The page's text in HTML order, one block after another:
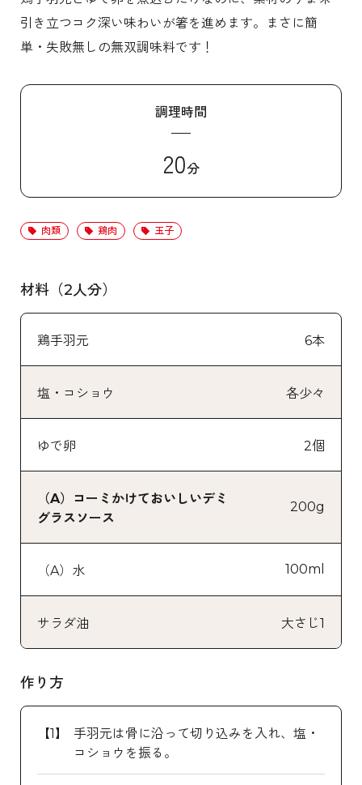
引き立つコク深い味わいが箸を進めます。まさに簡
単・失敗無しの無双調味料です！
調理時間
20分
肉類 鶏肉 玉子
材料（2人分）
鶏手羽元 6本
塩・コショウ 各少々
ゆで卵 2個
（A）コーミかけておいしいデミ
グラスソース
200g
（A）水 100ml
サラダ油 大さじ1
作り方
手羽元は骨に沿って切り込みを入れ、塩・
コショウを振る。